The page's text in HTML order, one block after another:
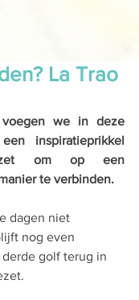
La Trao
we in deze
inspiratieprikkel
om op een
te verbinden.
dagen niet
nog even
golf terug in